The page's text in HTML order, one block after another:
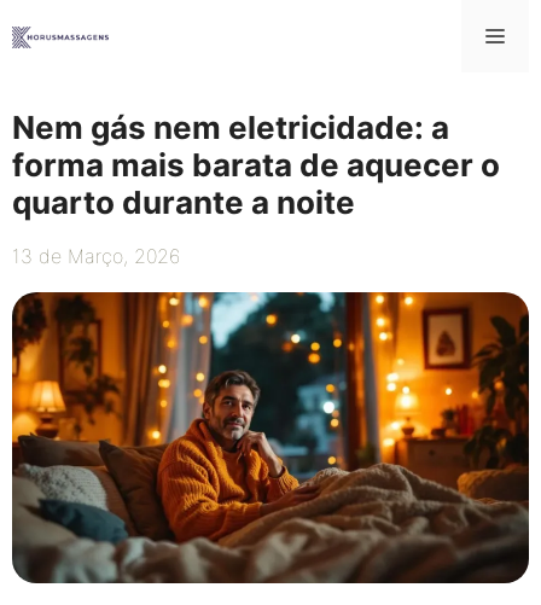
para
Nem gás nem eletricidade: a
forma mais barata de aquecer o
quarto durante a noite
13 de Março, 2026